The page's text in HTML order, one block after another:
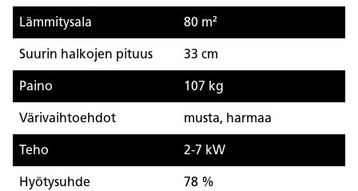
Lämmitysala 80 m²
Suurin halkojen pituus 33 cm
Paino 107 kg
Värivaihtoehdot musta, harmaa
Teho 2-7 kW
Hyötysuhde 78 %